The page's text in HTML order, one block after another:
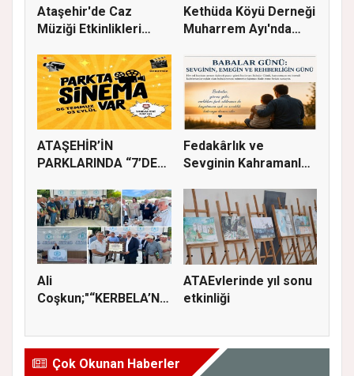
Ataşehir'de Caz
Müziği Etkinlikleri
Kethüda Köyü Derneği
Muharrem Ayı'nda
ATAŞEHİR’İN
PARKLARINDA “7’DEN
Fedakârlık ve
Sevginin Kahramanları
Ali
Coşkun;"“KERBELA’NIN
HA...
ATAEvlerinde yıl sonu
etkinliği
Çok Okunan Haberler